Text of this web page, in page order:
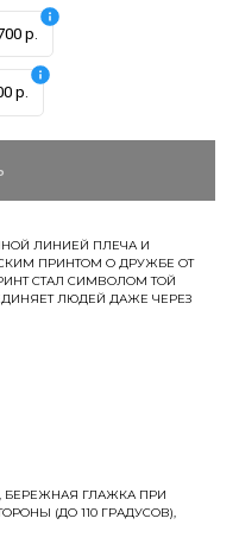
р.
р.
ЛИНИЕЙ ПЛЕЧА И
ПРИНТОМ О ДРУЖБЕ ОТ
СТАЛ СИМВОЛОМ ТОЙ
ЛЮДЕЙ ДАЖЕ ЧЕРЕЗ
БЕРЕЖНАЯ ГЛАЖКА ПРИ
(ДО 110 ГРАДУСОВ),